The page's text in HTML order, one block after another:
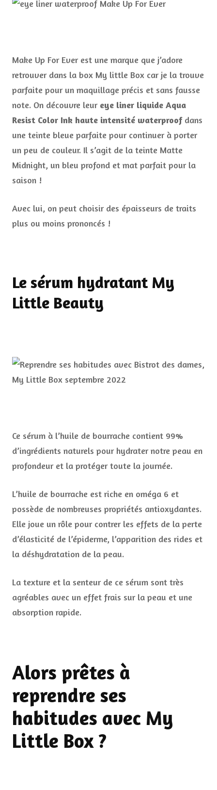
Make Up For Ever est une marque que j’adore
retrouver dans la box My little Box car je la trouve
parfaite pour un maquillage précis et sans fausse
note. On découvre leur eye liner liquide Aqua
Resist Color Ink haute intensité waterproofdans
une teinte bleue parfaite pour continuer à porter
un peu de couleur. Il s’agit de la teinte Matte
Midnight, un bleu profond et mat parfait pour la
saison !
Avec lui, on peut choisir des épaisseurs de traits
plus ou moins prononcés !
Le sérum hydratant My
Little Beauty
Ce sérum à l’huile de bourrache contient 99%
d’ingrédients naturels pour hydrater notre peau en
profondeur et la protéger toute la journée.
L’huile de bourrache est riche en oméga 6 et
possède de nombreuses propriétés antioxydantes.
Elle joue un rôle pour contrer les effets de la perte
d’élasticité de l’épiderme, l’apparition des rides et
la déshydratation de la peau.
La texture et la senteur de ce sérum sont très
agréables avec un effet frais sur la peau et une
absorption rapide.
Alors prêtes à
reprendre ses
habitudes avec My
Little Box ?